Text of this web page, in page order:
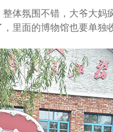
体氛围不错，大爷大妈
里面的博物馆也要单独收